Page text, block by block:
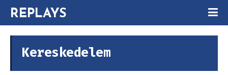
REPLAYS
Kereskedelem